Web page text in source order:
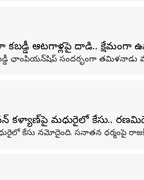
ఆటగాళ్లపై దాడి.. క్షేమంగా
ఛాంపియన్‌షిప్ సందర్భంగా తమిళనాడు
కళ్యాణ్‌పై మధురైలో కేసు..
కేసు నమోదైంది. సనాతన